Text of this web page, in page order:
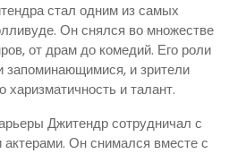
стал одним из самых
Он снялся во множестве
от драм до комедий. Его роли
запоминающимися, и зрители
харизматичность и талант.
Джитендр сотрудничал с
Он снимался вместе с